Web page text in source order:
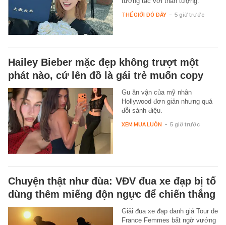
THẾ GIỚI ĐÓ ĐÂY - 5 giờ trước
Hailey Bieber mặc đẹp không trượt một
phát nào, cứ lên đồ là gái trẻ muốn copy
Gu ăn vận của mỹ nhân
Hollywood đơn giản nhưng quá
đỗi sành điệu.
XEM MUA LUÔN - 5 giờ trước
Chuyện thật như đùa: VĐV đua xe đạp bị tố
dùng thêm miếng độn ngực để chiến thắng
Giải đua xe đạp danh giá Tour de
France Femmes bất ngờ vướng